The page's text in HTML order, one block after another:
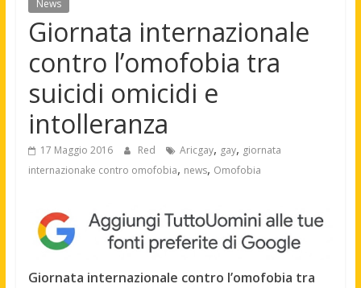
News
Giornata internazionale
contro l’omofobia tra
suicidi omicidi e
intolleranza
17 Maggio 2016 Red Aricgay, gay, giornata
internazionake contro omofobia, news, Omofobia
Giornata internazionale contro l’omofobia tra